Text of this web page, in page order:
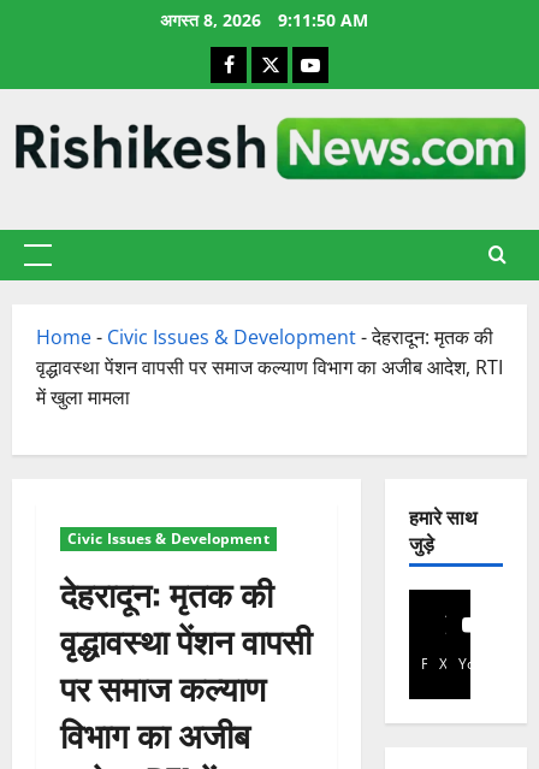
अगस्त 8, 2026 9:11:51 AM
Facebook
X YouTube
प्राथमिक
Home- Civic Issues & Development-देहरादून: मृतक की
वृद्धावस्था पेंशन वापसी पर समाज कल्याण विभाग का अजीब आदेश, RTI
में खुला मामला
Civic Issues & Development
देहरादून: मृतक की
वृद्धावस्था पेंशन वापसी
पर समाज कल्याण
विभाग का अजीब
हमारे साथ
जुड़े
Facebook
X YouTube